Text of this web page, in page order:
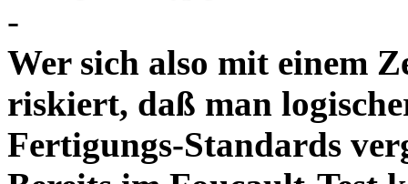
-
Wer sich also mit einem
riskiert, daß man
Fertigungs-Standards